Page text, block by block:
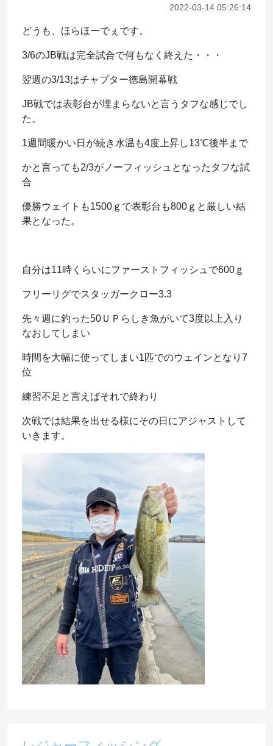
2022-03-14 05:26:14
どうも、ほらほーでぇです。
3/6のJB戦は完全試合で何もなく終えた・・・
翌週の3/13はチャプター徳島開幕戦
JB戦では表彰台が埋まらないと言うタフな感じでし
た。
1週間暖かい日が続き水温も4度上昇し13℃後半まで
かと言っても2/3がノーフィッシュとなったタフな試
合
優勝ウェイトも1500ｇで表彰台も800ｇと厳しい結
果となった。
自分は11時くらいにファーストフィッシュで600ｇ
フリーリグでスタッガークロー3.3
先々週に釣った50ＵＰらしき魚がいて3度以上入り
なおしてしまい
時間を大幅に使ってしまい1匹でのウェインとなり7
位
練習不足と言えばそれで終わり
次戦では結果を出せる様にその日にアジャストして
いきます。